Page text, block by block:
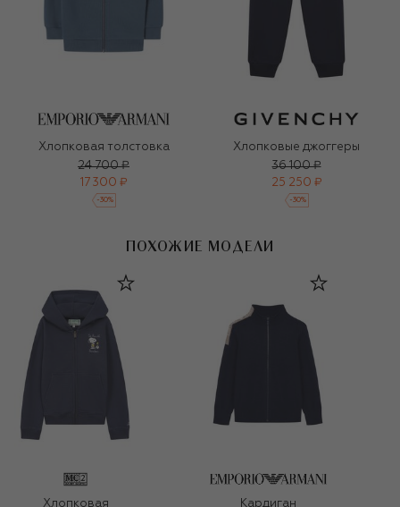
Хлопковая толстовка
24 700 ₽
17 300 ₽
-30%
Хлопковые джоггеры
36 100 ₽
25 250 ₽
-30%
ПОХОЖИЕ МОДЕЛИ
Хлопковая Кардиган